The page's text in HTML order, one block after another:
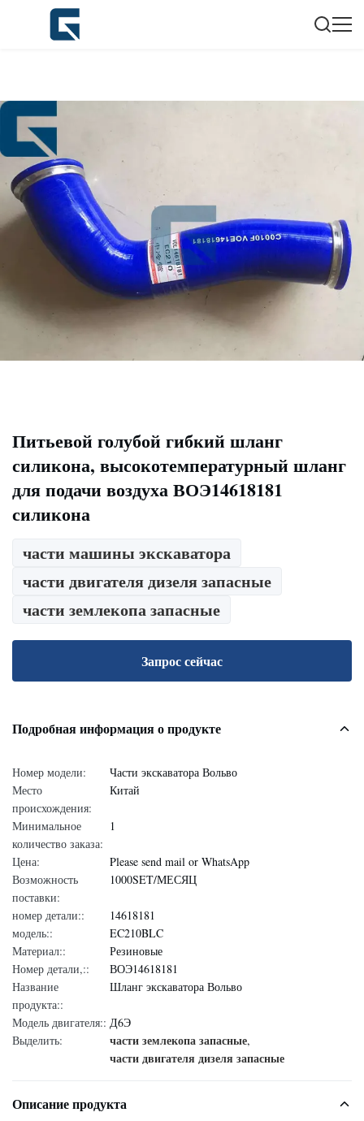
Питьевой голубой гибкий шланг
силикона, высокотемпературный шланг
для подачи воздуха ВОЭ14618181
силикона
части машины экскаватора
части двигателя дизеля запасные
части землекопа запасные
Запрос сейчас
Подробная информация о продукте
Номер модели:
Части экскаватора Вольво
Место
происхождения:
Китай
Минимальное
количество заказа:
1
Цена:
Please send mail or WhatsApp
Возможность
поставки:
1000SET/МЕСЯЦ
номер детали::
14618181
модель::
EC210BLC
Материал::
Резиновые
Номер детали,::
ВОЭ14618181
Название
продукта::
Шланг экскаватора Вольво
Модель двигателя:: Д6Э
Выделить:
части землекопа запасные,
части двигателя дизеля запасные
Описание продукта